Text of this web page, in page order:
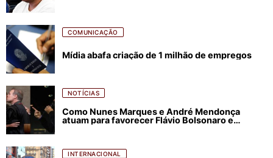
COMUNICAÇÃO
Mídia abafa criação de 1 milhão de empregos
NOTÍCIAS
Como Nunes Marques e André Mendonça
atuam para favorecer Flávio Bolsonaro e
INTERNACIONAL